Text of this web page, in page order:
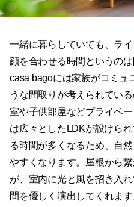
一緒に暮らしていても、ラ
顔を合わせる時間というの
casa bagoには家族がコミュ
うな間取りが考えられてい
室や子供部屋などプライベ
は広々としたLDKが設けら
る時間が多くなるため、自
やすくなります。屋根から
が、室内に光と風を招き入
間を優しく演出してくれま